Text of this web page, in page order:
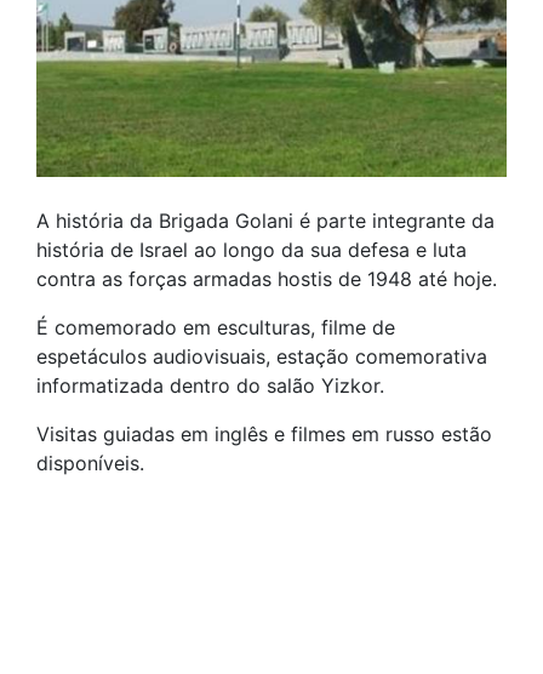
A história da Brigada Golani é parte integrante da
história de Israel ao longo da sua defesa e luta
contra as forças armadas hostis de 1948 até hoje.
É comemorado em esculturas, filme de
espetáculos audiovisuais, estação comemorativa
informatizada dentro do salão Yizkor.
Visitas guiadas em inglês e filmes em russo estão
disponíveis.